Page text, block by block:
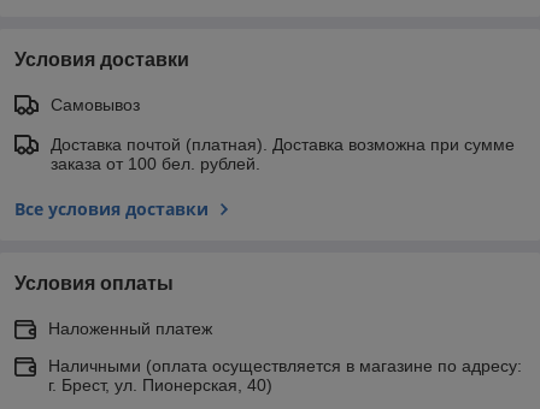
Условия доставки
Самовывоз
Доставка почтой (платная). Доставка возможна при сумме
заказа от 100 бел. рублей.
Все условия доставки
Условия оплаты
Наложенный платеж
Наличными (оплата осуществляется в магазине по адресу:
г. Брест, ул. Пионерская, 40)